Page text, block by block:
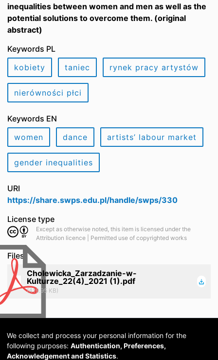
inequalities between women and men as well as the
potential solutions to overcome them. (original
abstract)
Keywords PL
kobiety
taniec rynek pracy artystów
nierówności płci
Keywords EN
women
dance artists’ labour market
gender inequalities
URI
https://share.swps.edu.pl/handle/swps/330
License type
Except as otherwise noted, this item is licensed under the
Attribution licence | Permitted use of copyrighted works
Files
Cholewicka_Zarzadzanie-w-
Kulturze_22(4)_2021 (1).pdf
(419.95 KB)
We collect and process your personal information for the
following purposes: Authentication, Preferences,
Acknowledgement and Statistics.